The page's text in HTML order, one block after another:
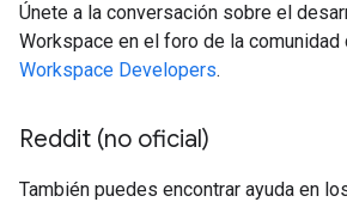
Únete a la conversación sobre el
Workspace en el foro de la comunidad
Workspace Developers.
Reddit (no oficial)
También puedes encontrar ayuda en